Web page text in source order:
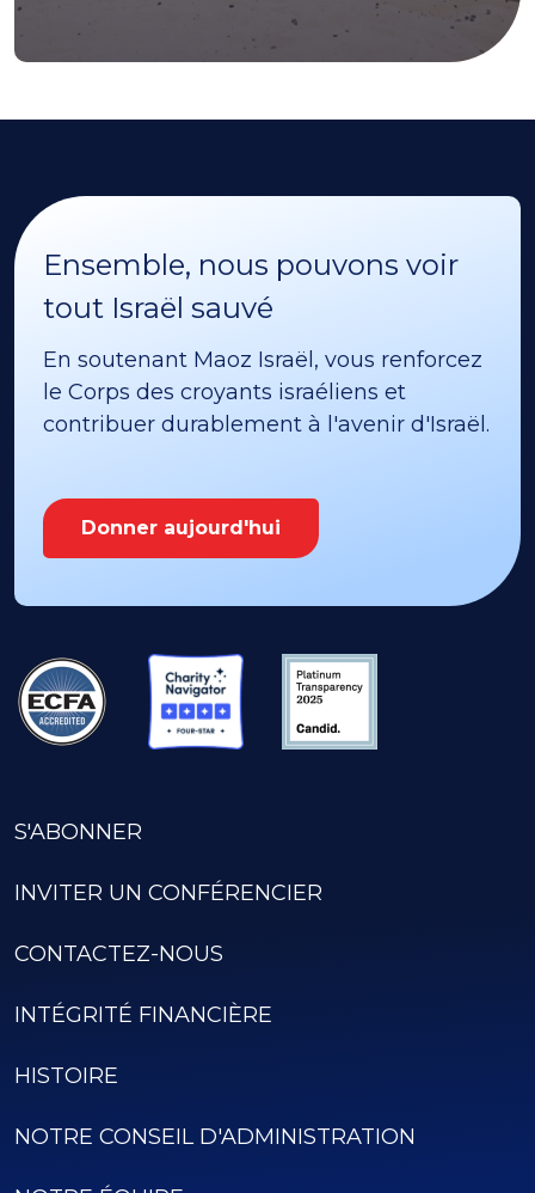
Ensemble, nous pouvons voir
tout Israël sauvé
En soutenant Maoz Israël, vous renforcez
le Corps des croyants israéliens et
contribuer durablement à l'avenir d'Israël.
Donner aujourd'hui
S'ABONNER
INVITER UN CONFÉRENCIER
CONTACTEZ-NOUS
INTÉGRITÉ FINANCIÈRE
HISTOIRE
NOTRE CONSEIL D'ADMINISTRATION